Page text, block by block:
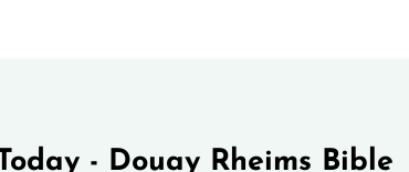
- Douay Rheims Bible